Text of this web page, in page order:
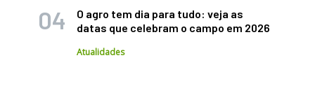
O agro tem dia para tudo: veja as
datas que celebram o campo em 2026
Atualidades